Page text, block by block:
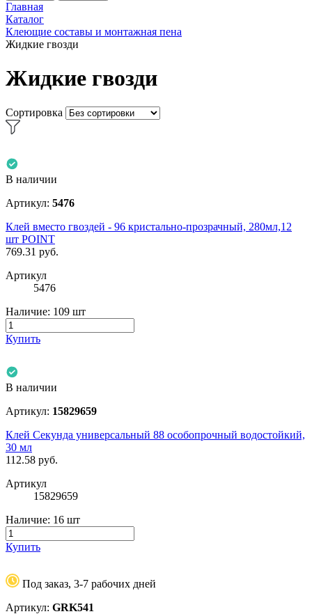
Главная
Каталог
Клеющие составы и монтажная пена
Жидкие гвозди
Жидкие гвозди
Сортировка
В наличии
Артикул: 5476
Клей вместо гвоздей - 96 кристально-прозрачный, 280мл,12
шт POINT
769.31 руб.
Артикул
5476
Наличие: 109 шт
Купить
В наличии
Артикул: 15829659
Клей Секунда универсальный 88 особопрочный водостойкий,
30 мл
112.58 руб.
Артикул
15829659
Наличие: 16 шт
Купить
Под заказ, 3-7 рабочих дней
Артикул: GRK541